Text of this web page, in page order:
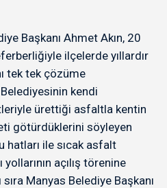
Başkanı Ahmet Akın, 20
ilçelerde yıllardır
tek tek çözüme
kendi
ürettiği asfaltla kentin
götürdüklerini söyleyen
hatları ile sıcak asfalt
yollarının açılış törenine
sıra Manyas Belediye Başkanı